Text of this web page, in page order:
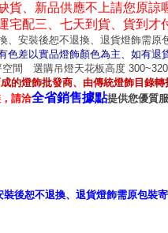
貨、新品供應不上請您原諒
宅配三、七天到貨、貨到才
、安裝後恕不退換、退貨燈飾需原
色差以實品燈飾顏色為主、如有退
間 選購吊燈天花板高度
的燈飾批發商、由傳統燈飾目錄
請洽全省銷售據點提供您優質
後恕不退換、退貨燈飾需原包裝